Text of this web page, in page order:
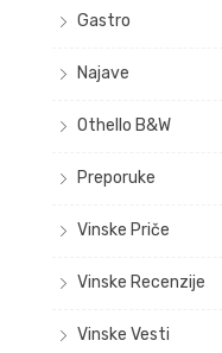
Gastro
Najave
Othello B&W
Preporuke
Vinske Priče
Vinske Recenzije
Vinske Vesti